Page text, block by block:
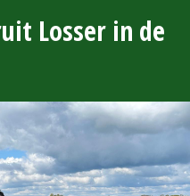
Losser in de